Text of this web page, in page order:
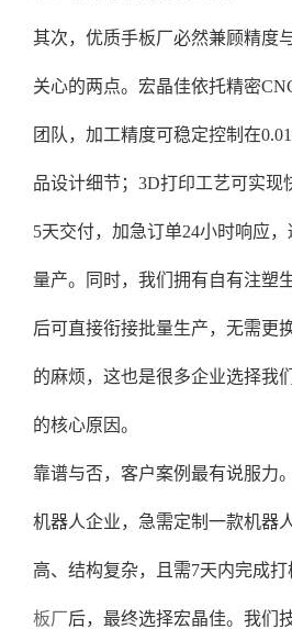
其次，优质手板厂必然兼顾精度
关心的两点。宏晶佳依托精密
团队，加工精度可稳定控制在
品设计细节；3D打印工艺可实现
5天交付，加急订单24小时响应
量产。同时，我们拥有自有注塑
后可直接衔接批量生产，无需更
的麻烦，这也是很多企业选择我
的核心原因。
靠谱与否，客户案例最有说服力
机器人企业，急需定制一款机器
高、结构复杂，且需7天内完成
板厂后，最终选择宏晶佳。我们